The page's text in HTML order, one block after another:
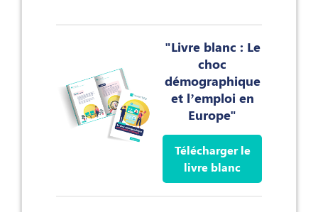
"Livre blanc : Le
choc
démographique
et l’emploi en
Europe"
Télécharger le
livre blanc